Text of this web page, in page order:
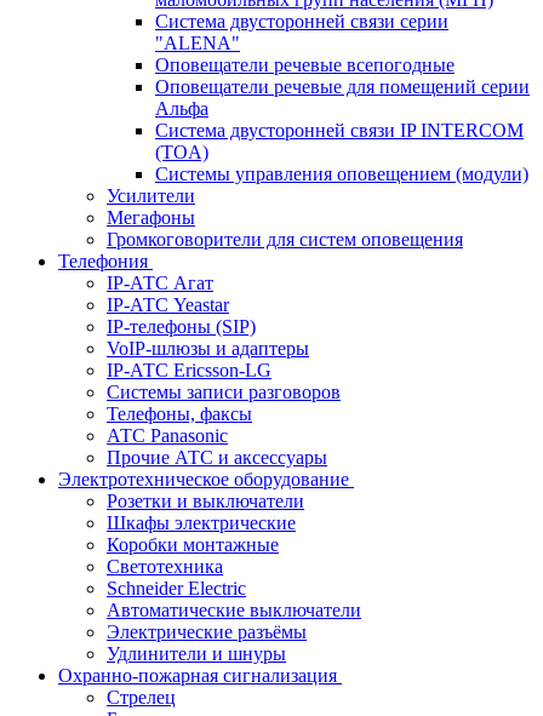
Система двусторонней связи серии
"ALENA"
Оповещатели речевые всепогодные
Оповещатели речевые для помещений серии
Альфа
Система двусторонней связи IP INTERCOM
(TOA)
Системы управления оповещением (модули)
Усилители
Мегафоны
Громкоговорители для систем оповещения
Телефония
IP-АТС Агат
IP-АТС Yeastar
IP-телефоны (SIP)
VoIP-шлюзы и адаптеры
IP-АТС Ericsson-LG
Системы записи разговоров
Телефоны, факсы
АТС Panasonic
Прочие АТС и аксессуары
Электротехническое оборудование
Розетки и выключатели
Шкафы электрические
Коробки монтажные
Светотехника
Schneider Electric
Автоматические выключатели
Электрические разъёмы
Удлинители и шнуры
Охранно-пожарная сигнализация
Стрелец